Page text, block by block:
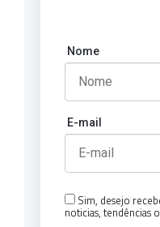
Nome
E-mail
Sim, desejo
noticias, tendências